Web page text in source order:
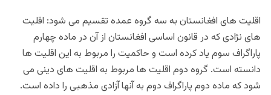
اقلیت های افغانستان به سه گروه عمده تقسیم می شود: اقلیت
های نژادی که در قانون اساسی افغانستان از آن در ماده چهارم
پاراگراف سوم یاد کرده است و حاکمیت را مربوط به این اقلیت ها
دانسته است. گروه دوم اقلیت ها مربوط به اقلیت های دینی می
شود که ماده دوم پاراگراف دوم به آنها آزادی مذهبی را داده است.